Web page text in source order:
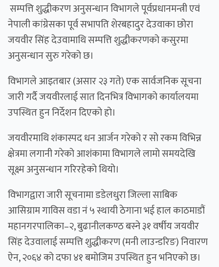
सम्पत्ति शुद्धीकरण अनुसन्धान विभागले पूर्वप्रधानमन्त्री एवं
नेपाली कांग्रेसका पूर्व सभापति शेरबहादुर देउवाका छोरा
जयवीर सिंह देउवामाथि सम्पत्ति शुद्धीकरणको कसुरमा
अनुसन्धान सुरु गरेको छ।
विभागले आइतबार (असार २३ गते) एक सार्वजनिक सूचना
जारी गर्दै जयवीरलाई सात दिनभित्र विभागको कार्यालयमा
उपस्थित हुन निर्देशन दिएको हो।
जयवीरमाथि शंकास्पद धन आर्जन गरेको र सो रकम विभिन्न
क्षेत्रमा लगानी गरेको आशंकामा विभागले लामो समयदेखि
सूक्ष्म अनुसन्धान गरिरहेको थियो।
विभागद्वारा जारी सूचनामा डडेलधुरा जिल्ला साबिक
आसिग्राम गाविस वडा नं ५ स्थायी ठेगाना भई हाल काठमाडौं
महानगरपालिका–२, बुढानीलकण्ठ बस्ने ३१ वर्षीय जयवीर
सिंह देउवालाई सम्पत्ति शुद्धीकरण (मनी लाउन्डरिङ) निवारण
ऐन, २०६४ को दफा ४१ बमोजिम उपस्थित हुन भनिएको छ।